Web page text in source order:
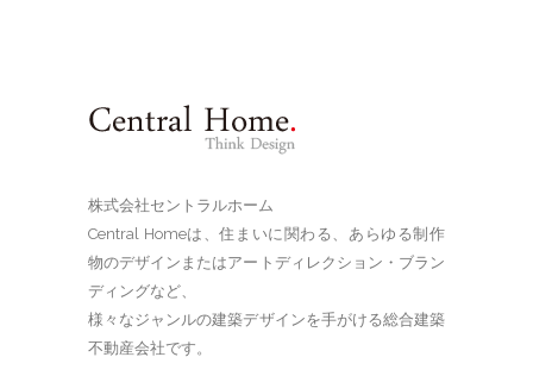
株式会社セントラルホーム
Central Homeは、住まいに関わる、あらゆる制作
物のデザインまたはアートディレクション・ブラン
ディングなど、
様々なジャンルの建築デザインを手がける総合建築
不動産会社です。